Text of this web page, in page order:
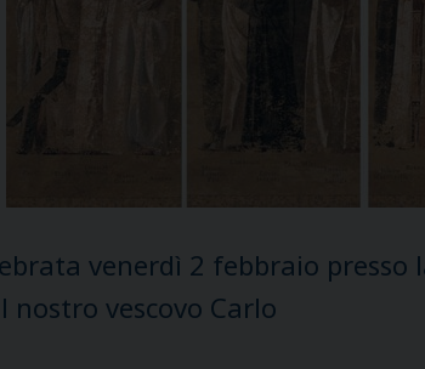
venerdì 2 febbraio
nostro vescovo Carlo